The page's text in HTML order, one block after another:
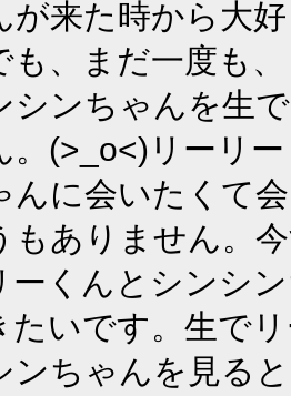
が来た時から大
も、まだ一度も
シンちゃんを生
。(>_o<)リーリ
んに会いたくて
もありません。
ーくんとシンシ
たいです。生で
ンちゃんを見る